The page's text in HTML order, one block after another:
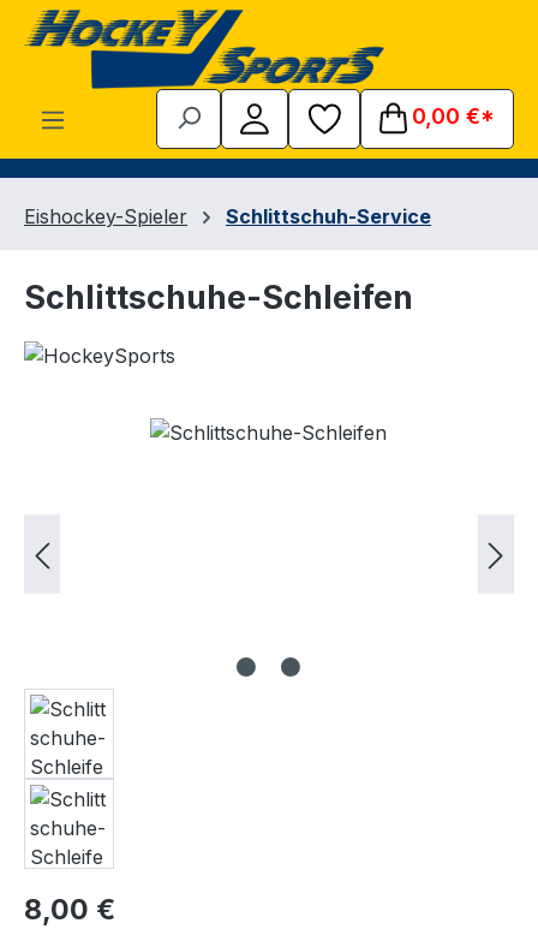
Zum Hauptinhalt springen
0,00 €*
Eishockey-Spieler Schlittschuh-Service
Schlittschuhe-Schleifen
Bildergalerie überspringen
Regulärer Preis:
8,00 €